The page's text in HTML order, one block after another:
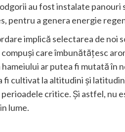
au fost instalate
pentru a genera energie
implică selectarea de noi
compuși care îmbunătățesc
ar putea fi mutată în
fi cultivat la altitudini și
critice. Și astfel, nu
lume.